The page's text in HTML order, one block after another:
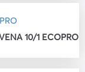
10/1 ECOPRO